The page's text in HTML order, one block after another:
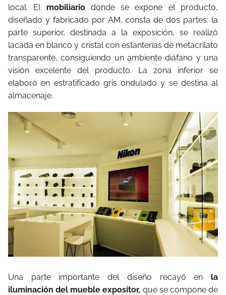
local. El mobiliario donde se expone el producto,
diseñado y fabricado por AM, consta de dos partes: la
parte superior, destinada a la exposición, se realizó
lacada en blanco y cristal con estanterías de metacrilato
transparente, consiguiendo un ambiente diáfano y una
visión excelente del producto. La zona inferior se
elaboró en estratificado gris ondulado y se destina al
almacenaje.
Una parte importante del diseño recayó en la
iluminación del mueble expositor, que se compone de